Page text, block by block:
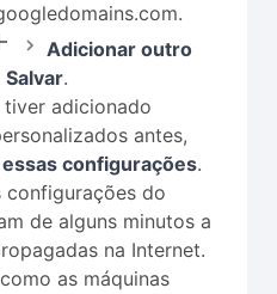
Adicionar outro
Salvar.
tiver adicionado
antes,
configurações.
configurações do
de alguns minutos a
na Internet.
as máquinas